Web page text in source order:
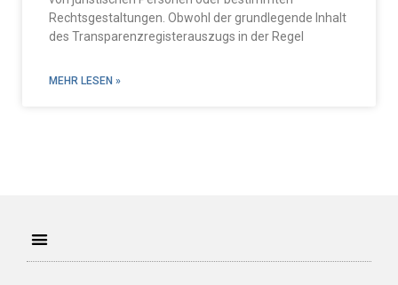
Rechtsgestaltungen. Obwohl der grundlegende Inhalt
des Transparenzregisterauszugs in der Regel
MEHR LESEN »